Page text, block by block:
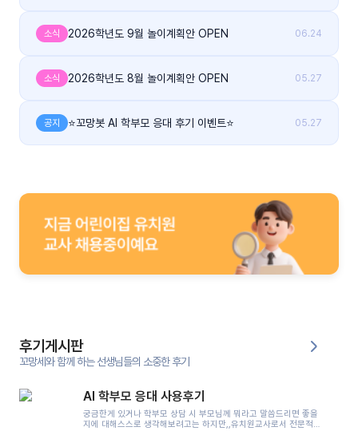
기
인스
타그
유튜
블로
그
소식 2026학년도 9월 놀이계획안 OPEN 06.24
소식 2026학년도 8월 놀이계획안 OPEN 05.27
공지 ⭐꼬망봇 AI 학부모 응대 후기 이벤트⭐ 05.27
후기게시판
꼬망세와 함께 하는 선생님들의 소중한 후기
AI 학부모 응대 사용후기
궁금한게 있거나 학부모 상담 시 부모님께 뭐라고 말씀드리면 좋을
지에 대해스스로 생각해보려고는 하지만,,유치원교사로서 전문적인